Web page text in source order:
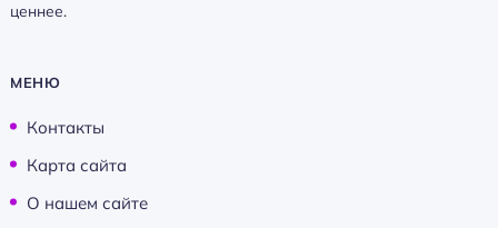
ценнее.
МЕНЮ
Контакты
Карта сайта
О нашем сайте